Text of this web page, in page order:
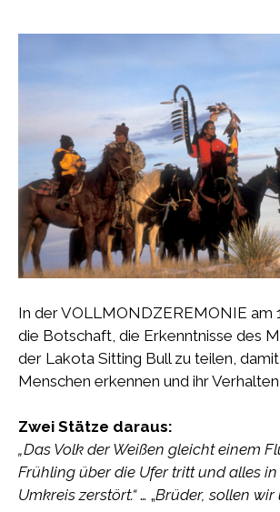
In der VOLLMONDZEREMONIE am
die Botschaft, die Erkenntnisse des
der Lakota Sitting Bull zu teilen,
Menschen erkennen und ihr
Zwei Stätze daraus:
„Das Volk der Weißen gleicht einem
Frühling über die Ufer tritt und alles in
Umkreis zerstört.“… „Brüder, sollen wir